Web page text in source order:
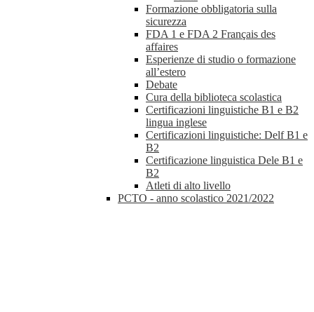
Formazione obbligatoria sulla
sicurezza
FDA 1 e FDA 2 Français des
affaires
Esperienze di studio o formazione
all’estero
Debate
Cura della biblioteca scolastica
Certificazioni linguistiche B1 e B2
lingua inglese
Certificazioni linguistiche: Delf B1 e
B2
Certificazione linguistica Dele B1 e
B2
Atleti di alto livello
PCTO - anno scolastico 2021/2022